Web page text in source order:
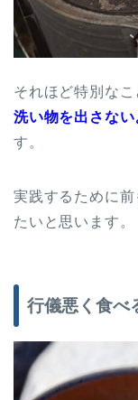
それほど特別な
洗い物を出さな
す。
実践するために
たいと思います。
行儀悪く食べ